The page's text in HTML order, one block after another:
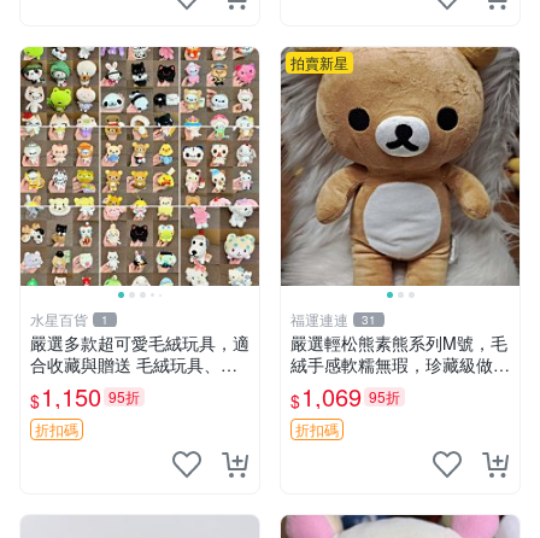
水星百貨 1
嚴選多款超可愛毛絨玩具，適
合收藏與贈送 毛絨玩具、抱
枕、公仔
$1,150 95折
折扣碼
拍賣新星
福運連連 31
嚴選輕松熊素熊系列M號，毛
絨手感軟糯無瑕，珍藏級做工
推薦收藏，尺寸35cm清晰可
見。中古毛絨、收藏精品、毛
絨玩具
$1,069 95折
折扣碼